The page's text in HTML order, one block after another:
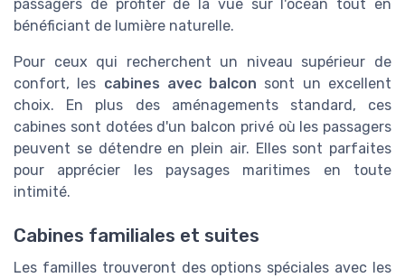
passagers de profiter de la vue sur l'océan tout en
bénéficiant de lumière naturelle.
Pour ceux qui recherchent un niveau supérieur de
confort, les cabines avec balcon sont un excellent
choix. En plus des aménagements standard, ces
cabines sont dotées d'un balcon privé où les passagers
peuvent se détendre en plein air. Elles sont parfaites
pour apprécier les paysages maritimes en toute
intimité.
Cabines familiales et suites
Les familles trouveront des options spéciales avec les